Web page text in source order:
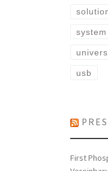
system
usb
First